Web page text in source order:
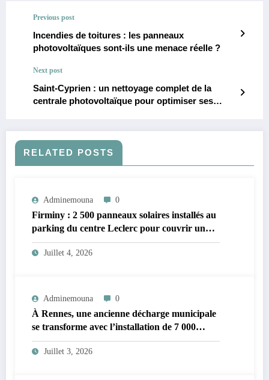
Previous post
Incendies de toitures : les panneaux
photovoltaïques sont-ils une menace réelle ?
Next post
Saint-Cyprien : un nettoyage complet de la
centrale photovoltaïque pour optimiser ses
RELATED POSTS
Adminemouna 0
Firminy : 2 500 panneaux solaires installés au
parking du centre Leclerc pour couvrir un
tiers de sa consommation énergétique
Juillet 4, 2026
Adminemouna 0
À Rennes, une ancienne décharge municipale
se transforme avec l’installation de 7 000
panneaux solaires
Juillet 3, 2026